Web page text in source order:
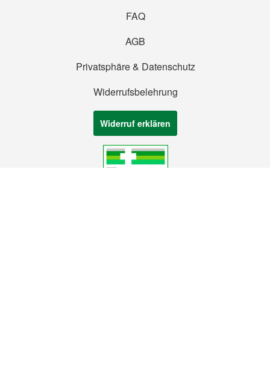
FAQ
AGB
Privatsphäre & Datenschutz
Widerrufsbelehrung
Widerruf erklären